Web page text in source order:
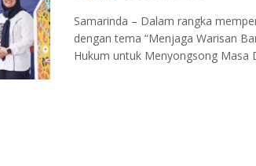
Samarinda – Dalam rangka
dengan tema “Menjaga Warisan
Hukum untuk Menyongsong Masa